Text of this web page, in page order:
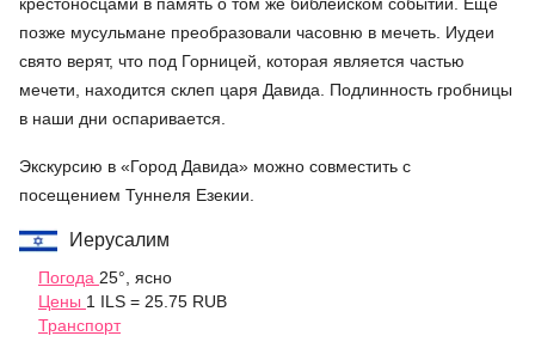
крестоносцами в память о том же библейском событии. Еще
позже мусульмане преобразовали часовню в мечеть. Иудеи
свято верят, что под Горницей, которая является частью
мечети, находится склеп царя Давида. Подлинность гробницы
в наши дни оспаривается.
Экскурсию в «Город Давида» можно совместить с
посещением Туннеля Езекии.
Иерусалим
Погода 25°, ясно
Цены 1 ILS = 25.75 RUB
Транспорт